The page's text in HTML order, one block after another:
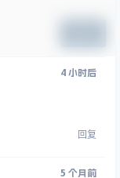
4 小时后
回复
5 个月前